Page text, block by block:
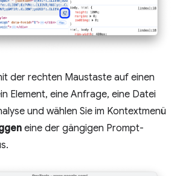
der rechten Maustaste auf einen
Element, eine Anfrage, eine Datei
und wählen Sie im Kontextmenü
eine der gängigen Prompt-